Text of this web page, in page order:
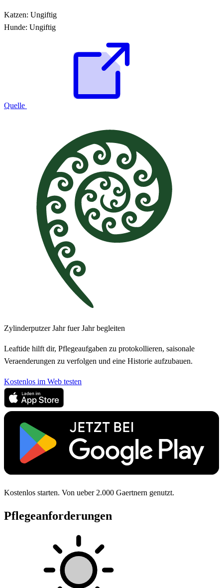
Katzen: Ungiftig
Hunde: Ungiftig
Quelle
Zylinderputzer Jahr fuer Jahr begleiten
Leaftide hilft dir, Pflegeaufgaben zu protokollieren, saisonale
Veraenderungen zu verfolgen und eine Historie aufzubauen.
Kostenlos im Web testen
Kostenlos starten. Von ueber 2.000 Gaertnern genutzt.
Pflegeanforderungen